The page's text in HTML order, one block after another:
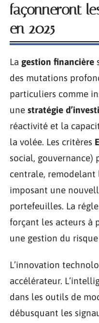
façonneront
en 2025
La gestion financière
des mutations
particuliers comme
une stratégie
réactivité et la
la volée. Les critères
social, gouvernance)
centrale, remodelant
imposant une
portefeuilles. La
forçant les acteurs à
une gestion du
L’innovation
accélérateur.
dans les outils de
débusquant les